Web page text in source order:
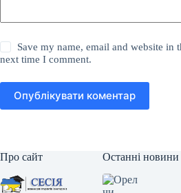
Save my name, email and website in
next time I comment.
Опублікувати коментар
Про сайт Останні новини